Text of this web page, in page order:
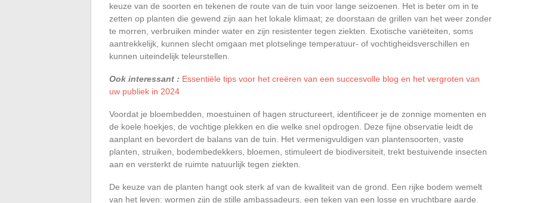
keuze van de soorten en tekenen de route van de tuin voor lange seizoenen. Het is beter om in te
zetten op planten die gewend zijn aan het lokale klimaat; ze doorstaan de grillen van het weer zonder
te morren, verbruiken minder water en zijn resistenter tegen ziekten. Exotische variëteiten, soms
aantrekkelijk, kunnen slecht omgaan met plotselinge temperatuur- of vochtigheidsverschillen en
kunnen uiteindelijk teleurstellen.
Ook interessant : Essentiële tips voor het creëren van een succesvolle blog en het vergroten van
uw publiek in 2024
Voordat je bloembedden, moestuinen of hagen structureert, identificeer je de zonnige momenten en
de koele hoekjes, de vochtige plekken en die welke snel opdrogen. Deze fijne observatie leidt de
aanplant en bevordert de balans van de tuin. Het vermenigvuldigen van plantensoorten, vaste
planten, struiken, bodembedekkers, bloemen, stimuleert de biodiversiteit, trekt bestuivende insecten
aan en versterkt de ruimte natuurlijk tegen ziekten.
De keuze van de planten hangt ook sterk af van de kwaliteit van de grond. Een rijke bodem wemelt
van het leven: wormen zijn de stille ambassadeurs, een teken van een losse en vruchtbare aarde.